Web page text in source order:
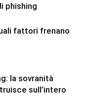
phishing
fattori frenano
la sovranità
sull’intero